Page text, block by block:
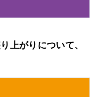
上がりについて、